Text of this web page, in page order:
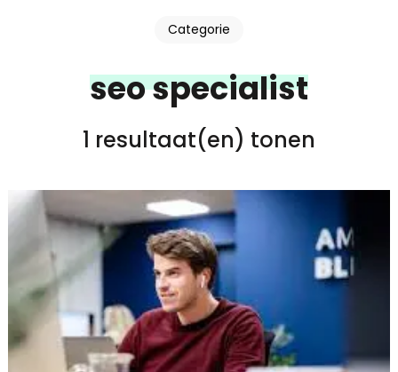
Categorie
seo specialist
1 resultaat(en) tonen